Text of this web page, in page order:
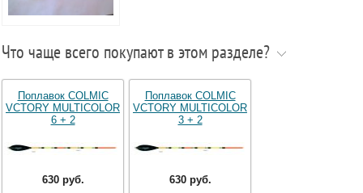
Что чаще всего покупают в этом разделе?
Поплавок COLMIC
VCTORY MULTICOLOR
6 + 2
630 руб.
Поплавок COLMIC
VCTORY MULTICOLOR
3 + 2
630 руб.